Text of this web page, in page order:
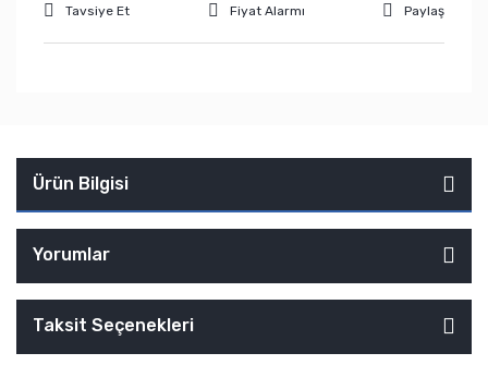
Tavsiye Et Fiyat Alarmı Paylaş
Ürün Bilgisi
Yorumlar
Taksit Seçenekleri